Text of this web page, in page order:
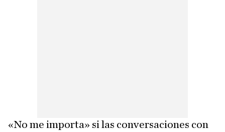
«No me importa» si las conversaciones con